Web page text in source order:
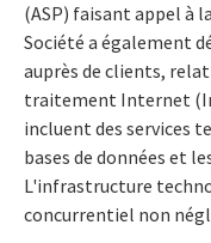
(ASP) faisant appel à
Société a également
auprès de clients,
traitement Internet
incluent des services
bases de données et
L'infrastructure
concurrentiel non